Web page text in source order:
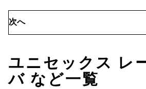
次へ
ユニセックス レ
バ など一覧